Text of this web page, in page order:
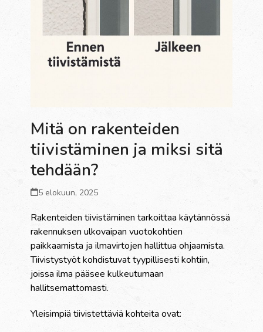
Mitä on rakenteiden
tiivistäminen ja miksi sitä
tehdään?
5 elokuun, 2025
Rakenteiden tiivistäminen tarkoittaa käytännössä
rakennuksen ulkovaipan vuotokohtien
paikkaamista ja ilmavirtojen hallittua ohjaamista.
Tiivistystyöt kohdistuvat tyypillisesti kohtiin,
joissa ilma pääsee kulkeutumaan
hallitsemattomasti.
Yleisimpiä tiivistettäviä kohteita ovat: